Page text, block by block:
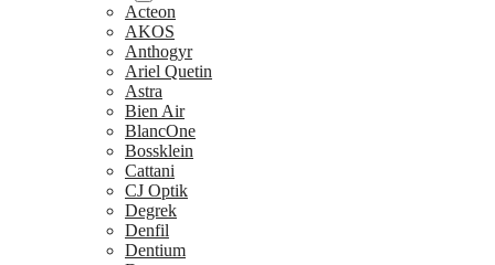
Acteon
AKOS
Anthogyr
Ariel Quetin
Astra
Bien Air
BlancOne
Bossklein
Cattani
CJ Optik
Degrek
Denfil
Dentium